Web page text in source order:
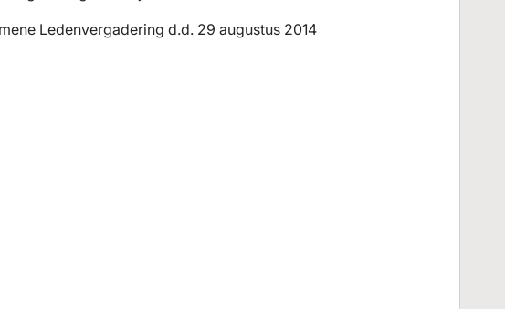
Ledenvergadering d.d. 29 augustus 2014